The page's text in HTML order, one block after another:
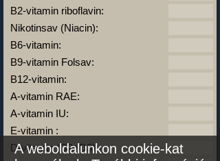
B2-vitamin riboflavin:
Nikotinsav (Niacin):
B6-vitamin:
B9-vitamin Folsav:
B12-vitamin:
A-vitamin RAE:
A-vitamin IU:
E-vitamin :
D-vitamin (D2+D3):
A weboldalunkon cookie-kat